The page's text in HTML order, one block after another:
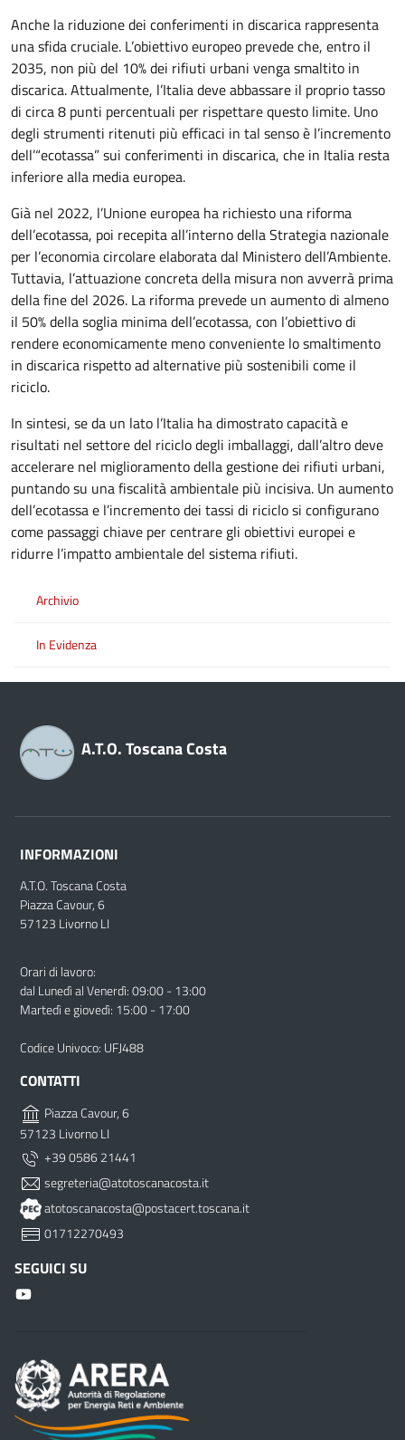
Anche la riduzione dei conferimenti in discarica rappresenta
una sfida cruciale. L’obiettivo europeo prevede che, entro il
2035, non più del 10% dei rifiuti urbani venga smaltito in
discarica. Attualmente, l’Italia deve abbassare il proprio tasso
di circa 8 punti percentuali per rispettare questo limite. Uno
degli strumenti ritenuti più efficaci in tal senso è l’incremento
dell’“ecotassa” sui conferimenti in discarica, che in Italia resta
inferiore alla media europea.
Già nel 2022, l’Unione europea ha richiesto una riforma
dell’ecotassa, poi recepita all’interno della Strategia nazionale
per l’economia circolare elaborata dal Ministero dell’Ambiente.
Tuttavia, l’attuazione concreta della misura non avverrà prima
della fine del 2026. La riforma prevede un aumento di almeno
il 50% della soglia minima dell’ecotassa, con l’obiettivo di
rendere economicamente meno conveniente lo smaltimento
in discarica rispetto ad alternative più sostenibili come il
riciclo.
In sintesi, se da un lato l’Italia ha dimostrato capacità e
risultati nel settore del riciclo degli imballaggi, dall’altro deve
accelerare nel miglioramento della gestione dei rifiuti urbani,
puntando su una fiscalità ambientale più incisiva. Un aumento
dell’ecotassa e l’incremento dei tassi di riciclo si configurano
come passaggi chiave per centrare gli obiettivi europei e
ridurre l’impatto ambientale del sistema rifiuti.
Archivio
In Evidenza
A.T.O. Toscana Costa
INFORMAZIONI
A.T.O. Toscana Costa
Piazza Cavour, 6
57123 Livorno LI
Orari di lavoro:
dal Lunedì al Venerdì: 09:00 - 13:00
Martedì e giovedì: 15:00 - 17:00
Codice Univoco: UFJ488
CONTATTI
Piazza Cavour, 6
57123 Livorno LI
+39 0586 21441
segreteria@atotoscanacosta.it
atotoscanacosta@postacert.toscana.it
01712270493
SEGUICI SU